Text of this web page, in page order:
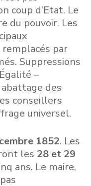
coup d’Etat. Le
du pouvoir. Les
par
Suppressions
–
des
conseillers
universel.
1852. Les
les 28 et 29
ans. Le maire,